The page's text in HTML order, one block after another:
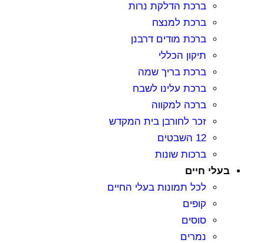
ברכת הדלקת נרות
ברכת למנצח
ברכת מודים דרבנן
תיקון הכללי
ברכת בריך שמה
ברכת עלינו לשבח
ברכה למקווה
זכר לחורבן בית המקדש
12 השבטים
ברכות שונות
בעלי חיים
לכל תמונות בעלי החיים
קופים
סוסים
נמרים